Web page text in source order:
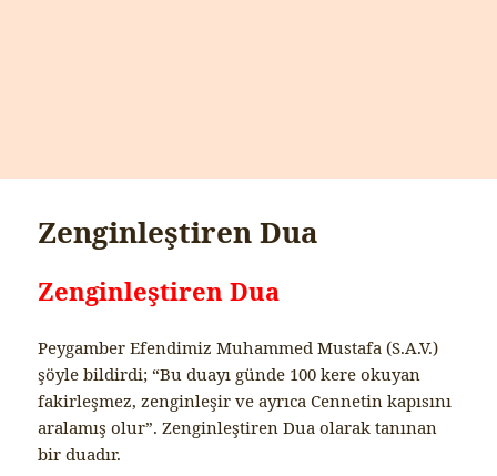
Zenginleştiren Dua
Zenginleştiren Dua
Peygamber Efendimiz Muhammed Mustafa (S.A.V.)
şöyle bildirdi; “Bu duayı günde 100 kere okuyan
fakirleşmez, zenginleşir ve ayrıca Cennetin kapısını
aralamış olur”. Zenginleştiren Dua olarak tanınan
bir duadır.